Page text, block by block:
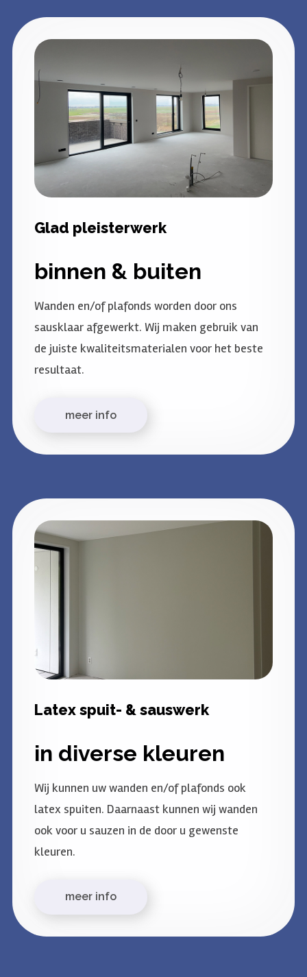
Glad pleisterwerk
binnen & buiten
Wanden en/of plafonds worden door ons
sausklaar afgewerkt. Wij maken gebruik van
de juiste kwaliteitsmaterialen voor het beste
resultaat.
meer info
Latex spuit- & sauswerk
in diverse kleuren
Wij kunnen uw wanden en/of plafonds ook
latex spuiten. Daarnaast kunnen wij wanden
ook voor u sauzen in de door u gewenste
kleuren.
meer info